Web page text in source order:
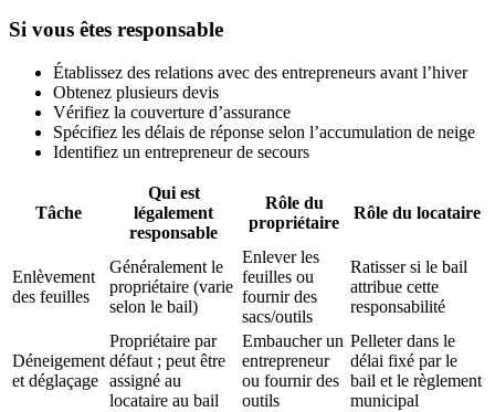
Si vous êtes responsable
Établissez des relations avec des entrepreneurs avant l’hiver
Obtenez plusieurs devis
Vérifiez la couverture d’assurance
Spécifiez les délais de réponse selon l’accumulation de neige
Identifiez un entrepreneur de secours
Tâche
Qui est
légalement
responsable
Rôle du
propriétaire
Rôle du locataire
Enlèvement
des feuilles
Généralement le
propriétaire (varie
selon le bail)
Enlever les
feuilles ou
fournir des
sacs/outils
Ratisser si le bail
attribue cette
responsabilité
Déneigement
et déglaçage
Propriétaire par
défaut ; peut être
assigné au
locataire au bail
Embaucher un
entrepreneur
ou fournir des
outils
Pelleter dans le
délai fixé par le
bail et le règlement
municipal